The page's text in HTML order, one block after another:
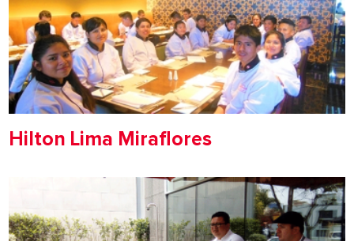
Hilton Lima Miraflores